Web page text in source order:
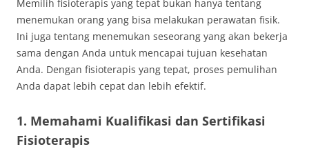
Memilih fisioterapis yang tepat bukan hanya tentang
menemukan orang yang bisa melakukan perawatan fisik.
Ini juga tentang menemukan seseorang yang akan bekerja
sama dengan Anda untuk mencapai tujuan kesehatan
Anda. Dengan fisioterapis yang tepat, proses pemulihan
Anda dapat lebih cepat dan lebih efektif.
1. Memahami Kualifikasi dan Sertifikasi
Fisioterapis